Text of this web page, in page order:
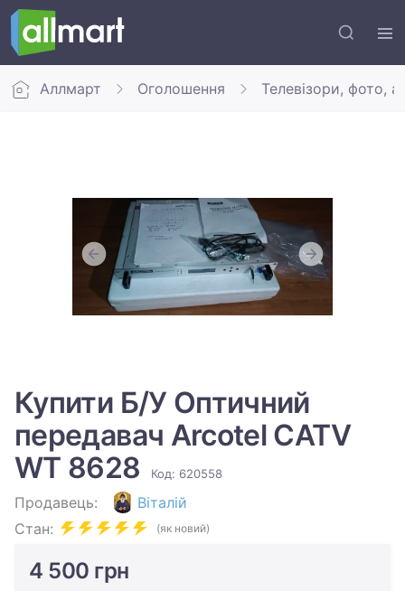
Аллмарт Оголошення Телевізори, фото,
Купити Б/У Оптичний
передавач Arcotel CATV
WT 8628
Код: 620558
Продавець:
Віталій
Стан:
(як новий)
4 500 грн